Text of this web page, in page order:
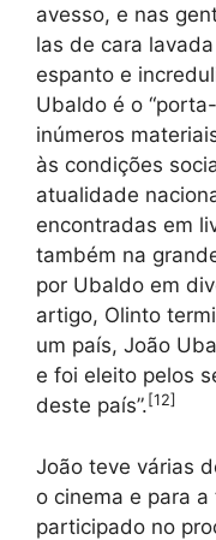
avesso, e nas
las de cara
espanto e
Ubaldo é o
inúmeros
às condições
atualidade
encontradas em
também na
por Ubaldo em
artigo, Olinto
um país, João
e foi eleito pelos
deste país”.[12]
João teve várias
o cinema e para
participado no